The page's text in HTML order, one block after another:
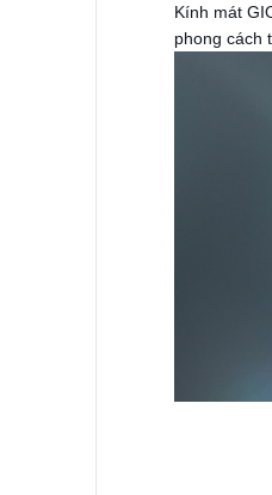
Kính mát
phong cách